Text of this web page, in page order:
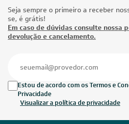
Seja sempre o primeiro a receber
se, é grátis!
Em caso de dúvidas consulte nossa
devolução e cancelamento.
Estou de acordo com os Termos e
Privacidade
Visualizar a política de privacidade